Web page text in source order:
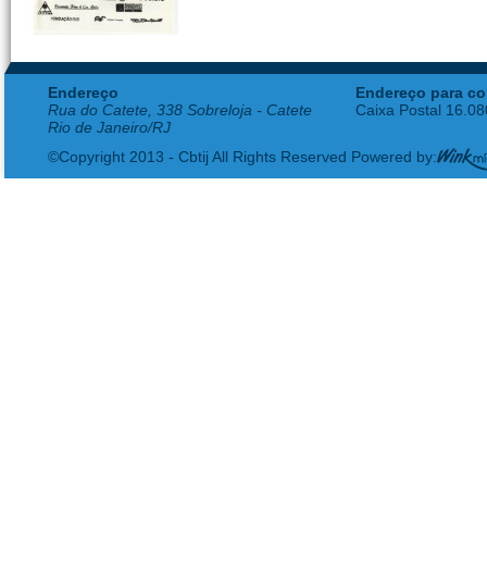
Endereço
Rua do Catete, 338 Sobreloja - Catete
Rio de Janeiro/RJ
Endereço para
Caixa Postal
©Copyright 2013 - Cbtij All Rights Reserved Powered by: